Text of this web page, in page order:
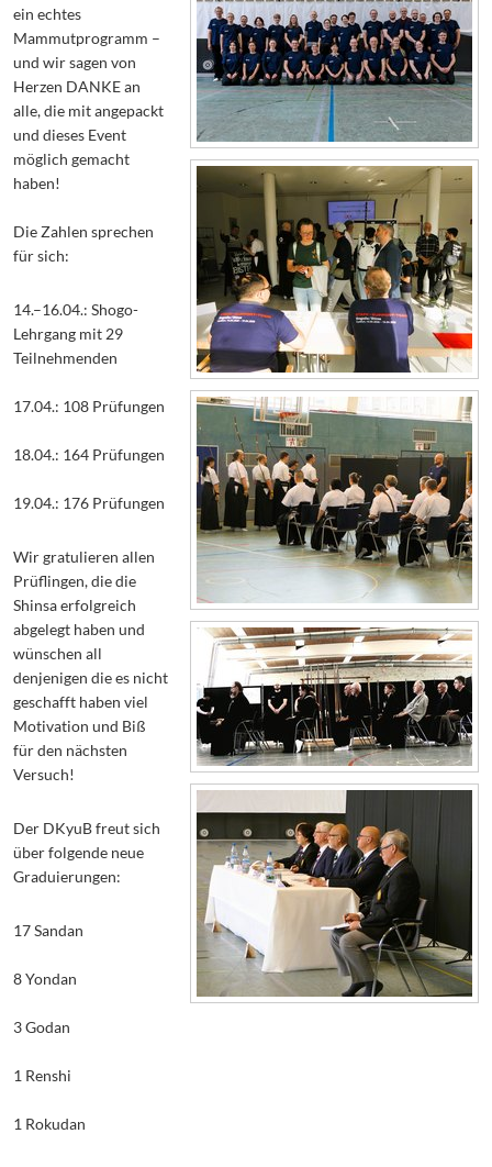
ein echtes
Mammutprogramm –
und wir sagen von
Herzen DANKE an
alle, die mit angepackt
und dieses Event
möglich gemacht
haben!
Die Zahlen sprechen
für sich:
14.–16.04.: Shogo-
Lehrgang mit 29
Teilnehmenden
17.04.: 108 Prüfungen
18.04.: 164 Prüfungen
19.04.: 176 Prüfungen
Wir gratulieren allen
Prüflingen, die die
Shinsa erfolgreich
abgelegt haben und
wünschen all
denjenigen die es nicht
geschafft haben viel
Motivation und Biß
für den nächsten
Versuch!
Der DKyuB freut sich
über folgende neue
Graduierungen:
17 Sandan
8 Yondan
3 Godan
1 Renshi
1 Rokudan